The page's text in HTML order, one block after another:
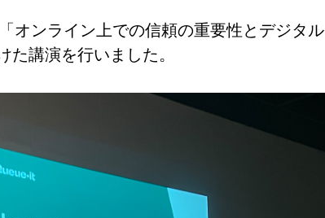
Español
Deutsch
한국어
オンライン上での信頼の重要性とデジタル
講演を行いました。